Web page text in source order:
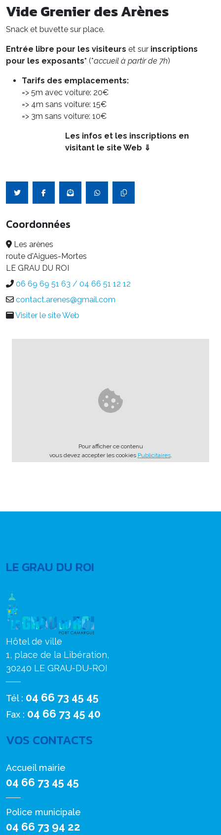
Vide Grenier des Arènes
Snack et buvette sur place.
Entrée libre pour les visiteurs et sur inscriptions
pour les exposants* (*accueil à partir de 7h)
Tarifs des emplacements:
=> 5m avec voiture: 20€
=> 4m sans voiture: 15€
=> 3m sans voiture: 10€
Les infos et les inscriptions en
visitant le site Web ⇓
Coordonnées
Les arènes
route d'Aigues-Mortes
LE GRAU DU ROI
06 69 69 51 63 / 04 66 51 12 12
contact.arenes@gmail.com
Visiter le site Web
Pour afficher ce contenu
vous devez accepter les cookies Publicitaires.
LE GRAU DU ROI
Hôtel de ville
1, place de la Libération,
30240 LE GRAU-DU-ROI
Tél : 04 66 73 45 45
Fax : 04 66 73 45 40
VOS CONTACTS
Accueil mairie
04 66 73 45 45
Police municipale
04 66 73 94 22